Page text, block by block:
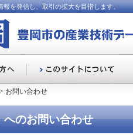
を発信し、取引の拡大を目指します。
> お問い合わせ
へのお問い合わせ